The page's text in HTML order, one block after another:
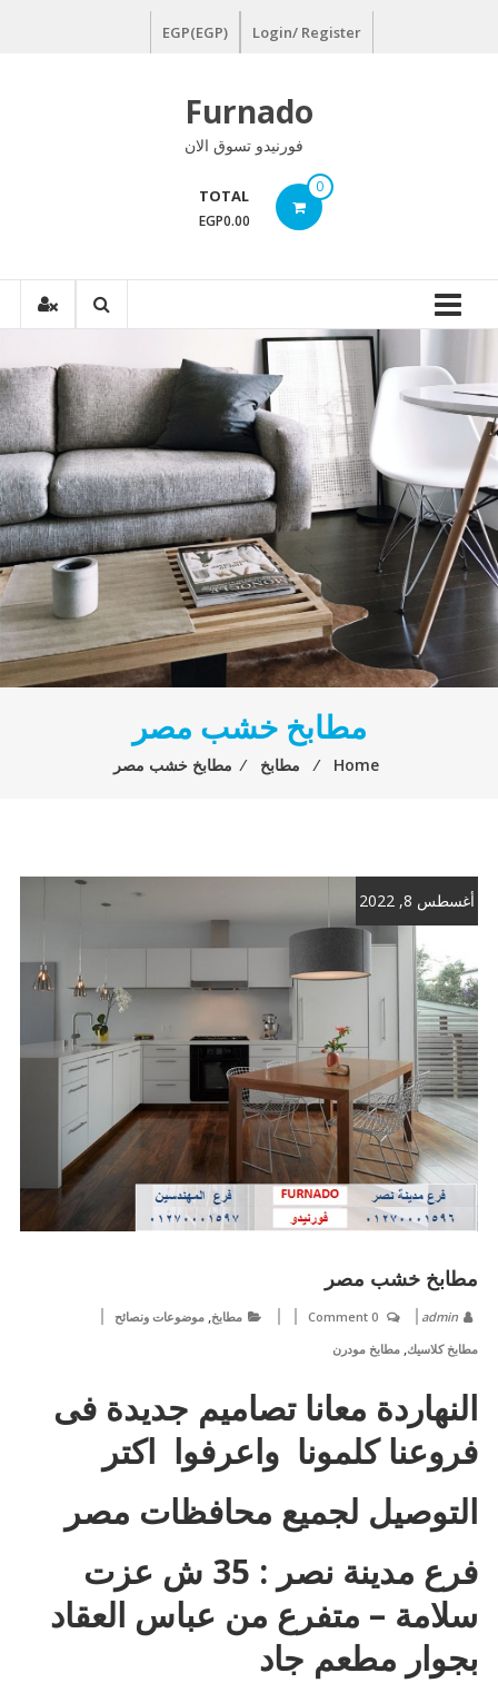
Login/ Register
EGP(EGP)
Furnado
فورنيدو تسوق الان
0
TOTAL
EGP0.00
مطابخ خشب مصر
Home
⁄ مطابخ ⁄ مطابخ خشب مصر
أغسطس 8, 2022
مطابخ خشب مصر
admin
0 Comment مطابخ, موضوعات ونصائح
مطابخ كلاسيك, مطابخ مودرن
النهاردة معانا تصاميم جديدة فى
فروعنا كلمونا واعرفوا اكتر
التوصيل لجميع محافظات مصر
فرع مدينة نصر : 35 ش عزت
سلامة – متفرع من عباس العقاد
بجوار مطعم جاد